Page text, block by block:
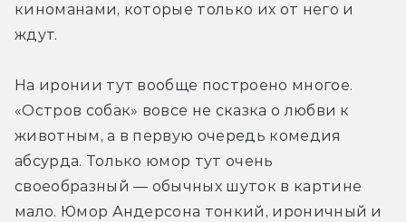
киноманами, которые только их от него и
ждут.
На иронии тут вообще построено многое.
«Остров собак» вовсе не сказка о любви к
животным, а в первую очередь комедия
абсурда. Только юмор тут очень
своеобразный — обычных шуток в картине
мало. Юмор Андерсона тонкий, ироничный и